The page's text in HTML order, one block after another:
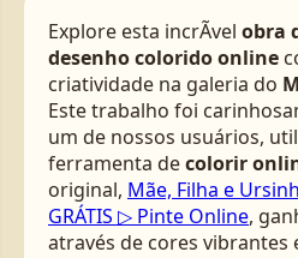
Explore esta incrÃ­vel obra
desenho colorido online
criatividade na galeria do
Este trabalho foi
um de nossos usuários,
ferramenta decolorir
original, Mãe, Filha e
GRÁTIS ▷ Pinte Online,
através de cores vibrantes